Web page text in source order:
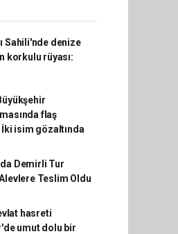
Sahili'nde denize
korkulu rüyası:
flaş
isim gözaltında
Demirli Tur
Teslim Oldu
hasreti
umut dolu bir